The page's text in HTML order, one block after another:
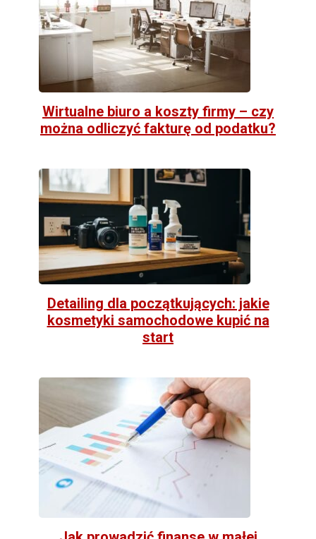
Wirtualne biuro a koszty firmy – czy
można odliczyć fakturę od podatku?
Detailing dla początkujących: jakie
kosmetyki samochodowe kupić na
start